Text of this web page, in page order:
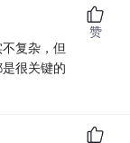
复杂，但
很关键的
赞